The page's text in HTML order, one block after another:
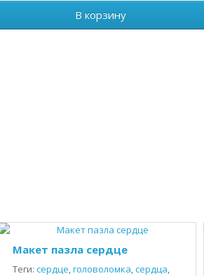
В корзину
Макет пазла сердце
Теги: сердце,головоломка,сердца,